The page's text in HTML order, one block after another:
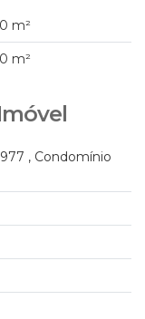
m²
m²
977 , Condomínio